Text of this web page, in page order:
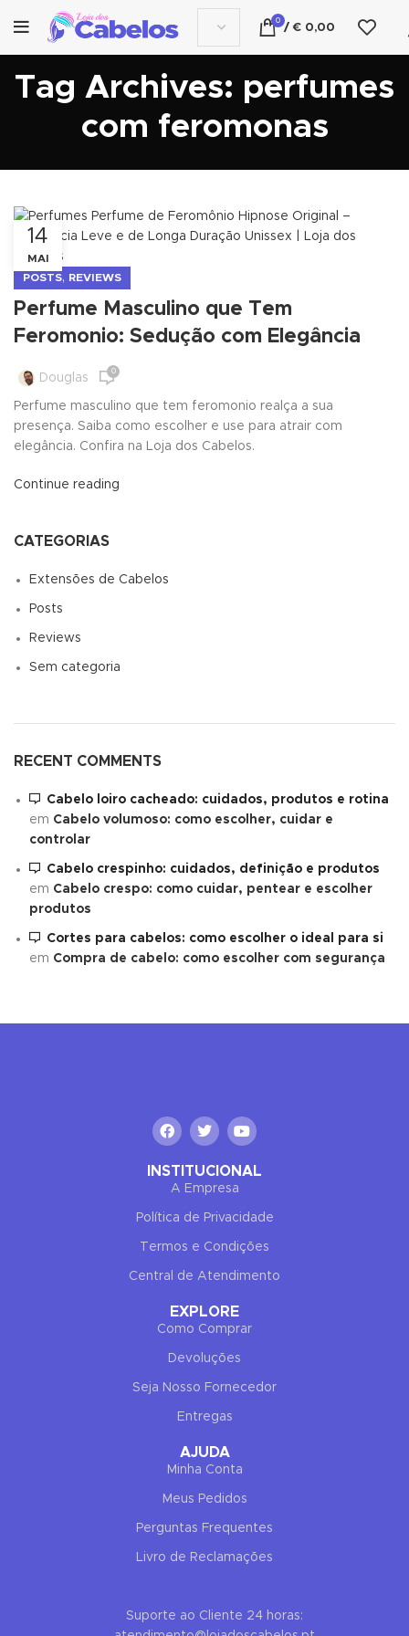
0
/ € 0,00
Tag Archives: perfumes
com feromonas
14
MAI
POSTS, REVIEWS
Perfume Masculino que Tem
Feromonio: Sedução com Elegância
Douglas 0
Perfume masculino que tem feromonio realça a sua
presença. Saiba como escolher e use para atrair com
elegância. Confira na Loja dos Cabelos.
Continue reading
CATEGORIAS
Extensões de Cabelos
Posts
Reviews
Sem categoria
RECENT COMMENTS
Cabelo loiro cacheado: cuidados, produtos e rotina
em Cabelo volumoso: como escolher, cuidar e
controlar
Cabelo crespinho: cuidados, definição e produtos
em Cabelo crespo: como cuidar, pentear e escolher
produtos
Cortes para cabelos: como escolher o ideal para si
em Compra de cabelo: como escolher com segurança
INSTITUCIONAL
A Empresa
Política de Privacidade
Termos e Condições
Central de Atendimento
EXPLORE
Como Comprar
Devoluções
Seja Nosso Fornecedor
Entregas
AJUDA
Minha Conta
Meus Pedidos
Perguntas Frequentes
Livro de Reclamações
Suporte ao Cliente 24 horas:
END CONVERSATION
Miguel Costa
Online now
name and email 😊